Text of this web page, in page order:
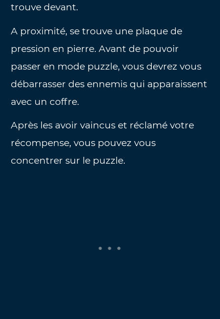
trouve devant.
A proximité, se trouve une plaque de
pression en pierre. Avant de pouvoir
passer en mode puzzle, vous devrez vous
débarrasser des ennemis qui apparaissent
avec un coffre.
Après les avoir vaincus et réclamé votre
récompense, vous pouvez vous
concentrer sur le puzzle.